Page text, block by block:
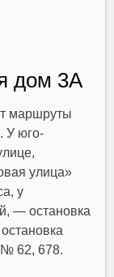
дом 3А
маршруты
У юго-
улица»
у
— остановка
№ 62, 678.